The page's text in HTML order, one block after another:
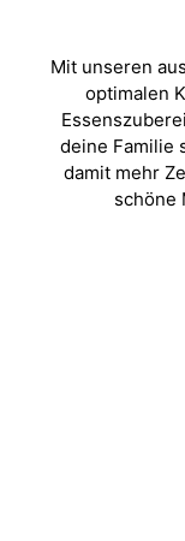
Mit unseren
optimalen
deine Familie
damit mehr
schöne